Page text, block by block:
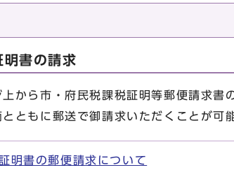
明書の請求
から市・府民税課税証明等郵便請求書
とともに郵送で御請求いただくことが可
明書の郵便請求について